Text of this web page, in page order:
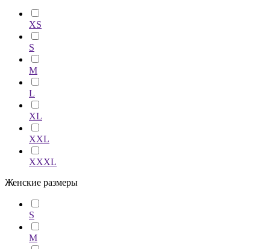
XS
S
M
L
XL
XXL
XXXL
Женские размеры
S
M